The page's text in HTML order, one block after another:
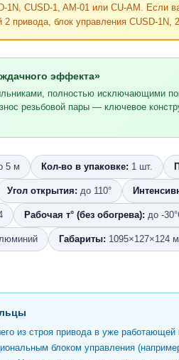
1N, CUSD-1, AM-01 или CU-AM. Если
блок управления CUSD-1N,
эффекта»
полностью исключающими
резьбовой пары — ключевое
5 м Кол-во в упаковке: 1 шт.
Угол открытия: до 110°
Рабочая т° (без обогрева): до -
Габариты: 1095×127×124
из строя привода в уже работающей
блоком управления